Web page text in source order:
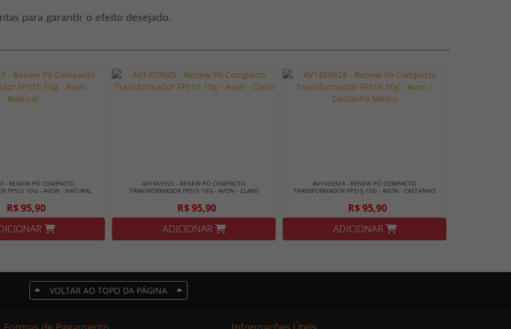
para garantir o efeito desejado.
- RENEW PÓ COMPACTO
FPS15 10G - AVON - NATURAL
R$ 95,90
AV1459925 - RENEW PÓ COMPACTO
TRANSFORMADOR FPS15 10G - AVON - CLARO
R$ 95,90
ADICIONAR
AV1459924 - RENEW PÓ COMPACTO
TRANSFORMADOR FPS15 10G - AVON - CASTANHO
MÉDIO
R$ 95,90
ADICIONAR
VOLTAR AO TOPO DA PÁGINA